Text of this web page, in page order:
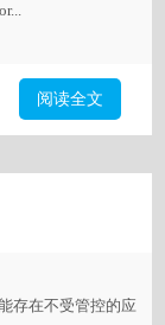
阅读全文
存在不受管控的应